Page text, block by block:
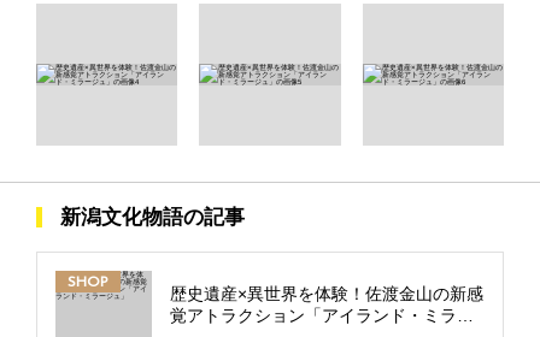
新潟文化物語の記事
SHOP
歴史遺産×異世界を体験！佐渡金山の新感
覚アトラクション「アイランド・ミラー